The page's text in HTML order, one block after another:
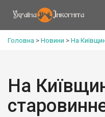
Головна > Новини > На
На